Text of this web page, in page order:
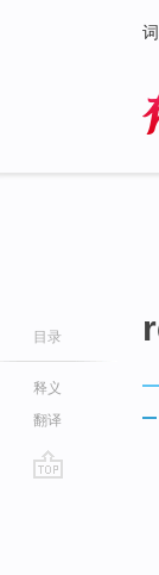
目录
释义
翻译